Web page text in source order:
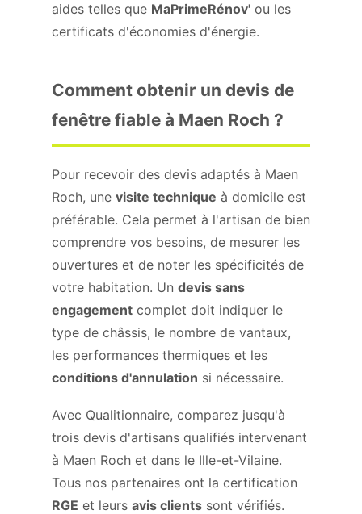
aides telles que MaPrimeRénov' ou les
certificats d'économies d'énergie.
Comment obtenir un devis de
fenêtre fiable à Maen Roch ?
Pour recevoir des devis adaptés à Maen
Roch, une visite technique à domicile est
préférable. Cela permet à l'artisan de bien
comprendre vos besoins, de mesurer les
ouvertures et de noter les spécificités de
votre habitation. Un devis sans
engagement complet doit indiquer le
type de châssis, le nombre de vantaux,
les performances thermiques et les
conditions d'annulation si nécessaire.
Avec Qualitionnaire, comparez jusqu'à
trois devis d'artisans qualifiés intervenant
à Maen Roch et dans le Ille-et-Vilaine.
Tous nos partenaires ont la certification
RGE et leurs avis clients sont vérifiés.